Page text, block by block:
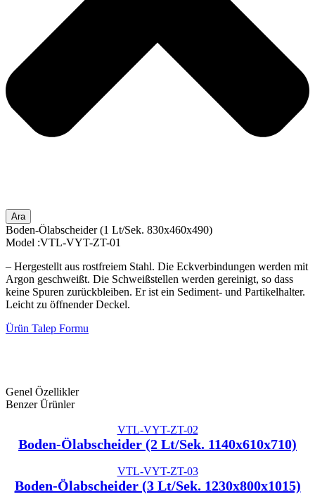
Ara
Boden-Ölabscheider (1 Lt/Sek. 830x460x490)
Model :VTL-VYT-ZT-01
– Hergestellt aus rostfreiem Stahl. Die Eckverbindungen werden mit
Argon geschweißt. Die Schweißstellen werden gereinigt, so dass
keine Spuren zurückbleiben. Er ist ein Sediment- und Partikelhalter.
Leicht zu öffnender Deckel.
Ürün Talep Formu
Genel Özellikler
Benzer Ürünler
VTL-VYT-ZT-02
Boden-Ölabscheider (2 Lt/Sek. 1140x610x710)
VTL-VYT-ZT-03
Boden-Ölabscheider (3 Lt/Sek. 1230x800x1015)